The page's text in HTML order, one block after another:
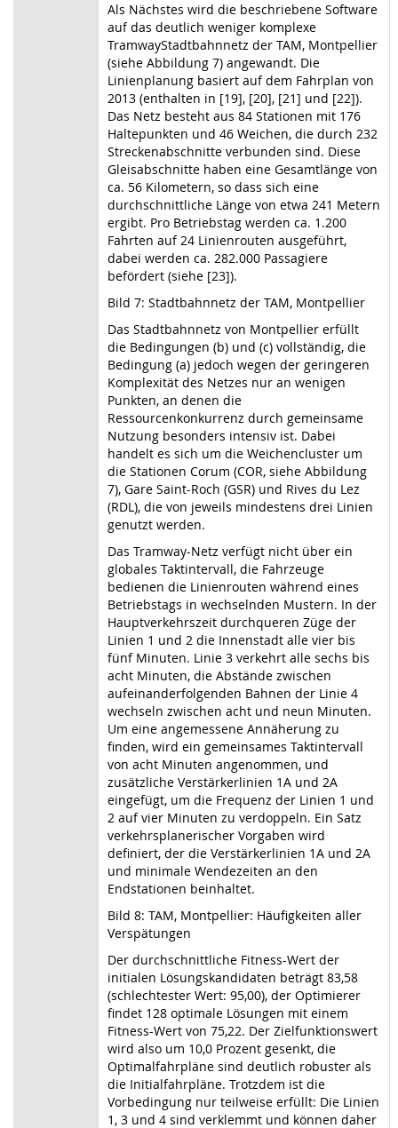
Als Nächstes wird die beschriebene Software
auf das deutlich weniger komplexe
TramwayStadtbahnnetz der TAM, Montpellier
(siehe Abbildung 7) angewandt. Die
Linienplanung basiert auf dem Fahrplan von
2013 (enthalten in [19], [20], [21] und [22]).
Das Netz besteht aus 84 Stationen mit 176
Haltepunkten und 46 Weichen, die durch 232
Streckenabschnitte verbunden sind. Diese
Gleisabschnitte haben eine Gesamtlänge von
ca. 56 Kilometern, so dass sich eine
durchschnittliche Länge von etwa 241 Metern
ergibt. Pro Betriebstag werden ca. 1.200
Fahrten auf 24 Linienrouten ausgeführt,
dabei werden ca. 282.000 Passagiere
befördert (siehe [23]).
Bild 7: Stadtbahnnetz der TAM, Montpellier
Das Stadtbahnnetz von Montpellier erfüllt
die Bedingungen (b) und (c) vollständig, die
Bedingung (a) jedoch wegen der geringeren
Komplexität des Netzes nur an wenigen
Punkten, an denen die
Ressourcenkonkurrenz durch gemeinsame
Nutzung besonders intensiv ist. Dabei
handelt es sich um die Weichencluster um
die Stationen Corum (COR, siehe Abbildung
7), Gare Saint-Roch (GSR) und Rives du Lez
(RDL), die von jeweils mindestens drei Linien
genutzt werden.
Das Tramway-Netz verfügt nicht über ein
globales Taktintervall, die Fahrzeuge
bedienen die Linienrouten während eines
Betriebstags in wechselnden Mustern. In der
Hauptverkehrszeit durchqueren Züge der
Linien 1 und 2 die Innenstadt alle vier bis
fünf Minuten. Linie 3 verkehrt alle sechs bis
acht Minuten, die Abstände zwischen
aufeinanderfolgenden Bahnen der Linie 4
wechseln zwischen acht und neun Minuten.
Um eine angemessene Annäherung zu
finden, wird ein gemeinsames Taktintervall
von acht Minuten angenommen, und
zusätzliche Verstärkerlinien 1A und 2A
eingefügt, um die Frequenz der Linien 1 und
2 auf vier Minuten zu verdoppeln. Ein Satz
verkehrsplanerischer Vorgaben wird
definiert, der die Verstärkerlinien 1A und 2A
und minimale Wendezeiten an den
Endstationen beinhaltet.
Bild 8: TAM, Montpellier: Häufigkeiten aller
Verspätungen
Der durchschnittliche Fitness-Wert der
initialen Lösungskandidaten beträgt 83,58
(schlechtester Wert: 95,00), der Optimierer
findet 128 optimale Lösungen mit einem
Fitness-Wert von 75,22. Der Zielfunktionswert
wird also um 10,0 Prozent gesenkt, die
Optimalfahrpläne sind deutlich robuster als
die Initialfahrpläne. Trotzdem ist die
Vorbedingung nur teilweise erfüllt: Die Linien
1, 3 und 4 sind verklemmt und können daher